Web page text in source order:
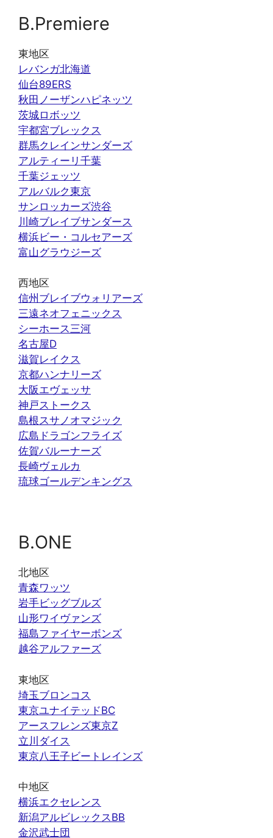
B.Premiere
東地区
レバンガ北海道
仙台89ERS
秋田ノーザンハピネッツ
茨城ロボッツ
宇都宮ブレックス
群馬クレインサンダーズ
アルティーリ千葉
千葉ジェッツ
アルバルク東京
サンロッカーズ渋谷
川崎ブレイブサンダース
横浜ビー・コルセアーズ
富山グラウジーズ
西地区
信州ブレイブウォリアーズ
三遠ネオフェニックス
シーホース三河
名古屋D
滋賀レイクス
京都ハンナリーズ
大阪エヴェッサ
神戸ストークス
島根スサノオマジック
広島ドラゴンフライズ
佐賀バルーナーズ
長崎ヴェルカ
琉球ゴールデンキングス
B.ONE
北地区
青森ワッツ
岩手ビッグブルズ
山形ワイヴァンズ
福島ファイヤーボンズ
越谷アルファーズ
東地区
埼玉ブロンコス
東京ユナイテッドBC
アースフレンズ東京Z
立川ダイス
東京八王子ビートレインズ
中地区
横浜エクセレンス
新潟アルビレックスBB
金沢武士団